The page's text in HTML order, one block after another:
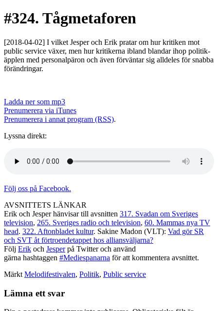
#324. Tågmetaforen
[2018-04-02] I vilket Jesper och Erik pratar om hur kritiken mot
public service växer, men hur kritikerna ibland blandar ihop politik-
äpplen med personalpäron och även förväntar sig alldeles för snabba
förändringar.
Ladda ner som mp3
Prenumerera via iTunes
Prenumerera i annat program (RSS).
Lyssna direkt:
Följ oss på Facebook.
AVSNITTETS LÄNKAR
Erik och Jesper hänvisar till avsnitten 317. Svadan om Sveriges
television, 265. Sveriges radio och television, 60. Mammas nya TV
head. 322. Aftonbladet kultur. Sakine Madon (VLT): Vad gör SR
och SVT åt förtroendetappet hos alliansväljarna?
Följ Erik och Jesperpå Twitter och använd
gärna hashtaggen #Mediespanarna för att kommentera avsnittet.
Märkt Melodifestivalen, Politik, Public service
Lämna ett svar